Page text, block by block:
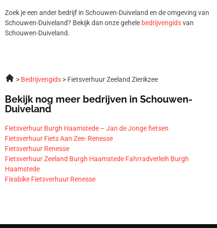
Zoek je een ander bedrijf in Schouwen-Duiveland en de omgeving van
Schouwen-Duiveland? Bekijk dan onze gehele bedrijvengidsvan
Schouwen-Duiveland.
Bedrijvengids Fietsverhuur Zeeland Zierikzee
Bekijk nog meer bedrijven in Schouwen-
Duiveland
Fietsverhuur Burgh Haamstede – Jan de Jonge fietsen
Fietsverhuur Fiets Aan Zee- Renesse
Fietsverhuur Renesse
Fietsverhuur Zeeland Burgh Haamstede Fahrradverleih Burgh
Haamstede
Fixabike Fietsverhuur Renesse